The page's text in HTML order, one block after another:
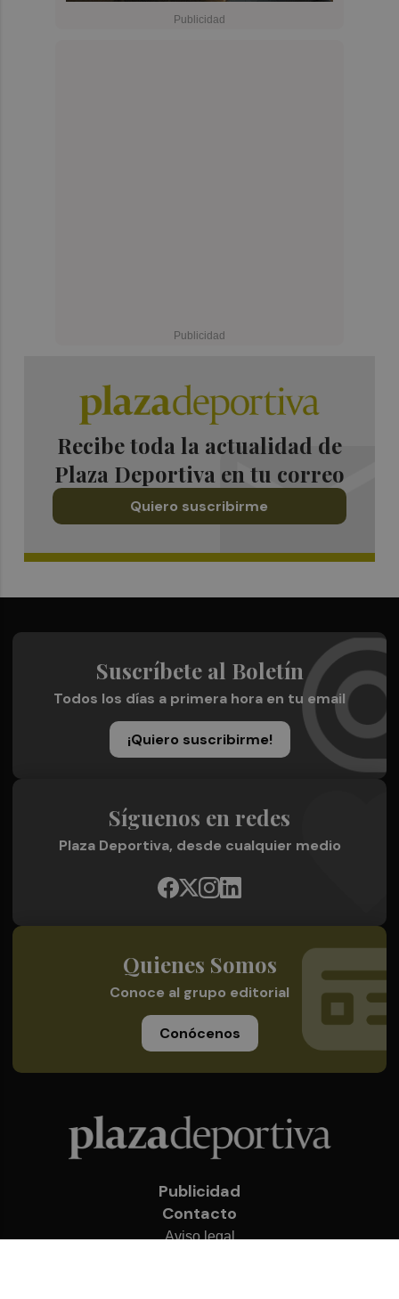
Recibe toda la actualidad de
Plaza Deportiva en tu correo
Quiero suscribirme
Suscríbete al Boletín
Todos los días a primera hora en tu email
¡Quiero suscribirme!
Síguenos en redes
Plaza Deportiva, desde cualquier medio
Quienes Somos
Conoce al grupo editorial
Conócenos
Publicidad
Contacto
Aviso legal